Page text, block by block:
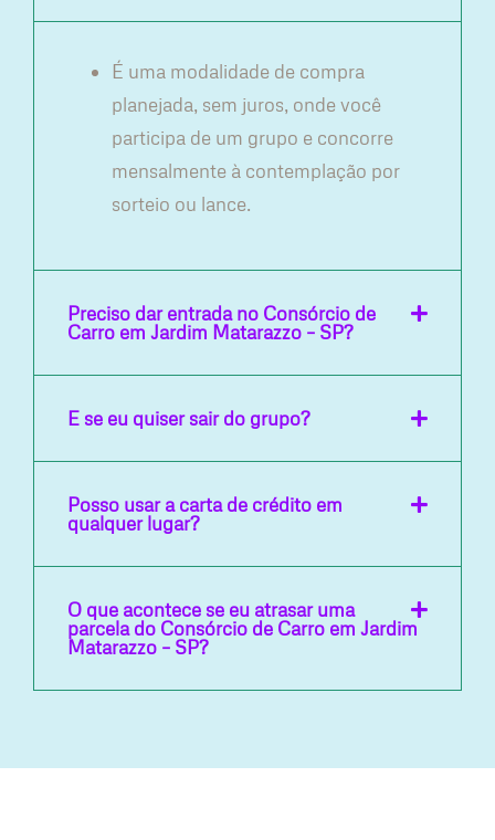
É uma modalidade de compra
planejada, sem juros, onde você
participa de um grupo e concorre
mensalmente à contemplação por
sorteio ou lance.
Preciso dar entrada no Consórcio de
Carro em Jardim Matarazzo – SP?
E se eu quiser sair do grupo?
Posso usar a carta de crédito em
qualquer lugar?
O que acontece se eu atrasar uma
parcela do Consórcio de Carro em Jardim
Matarazzo – SP?